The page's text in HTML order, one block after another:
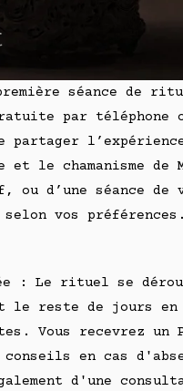
séance de
par téléphone
partager
le chamanisme de
ou d’une séance de
vos préférences.
: Le rituel se
le reste de jours en
Vous recevrez un
en cas
d'une